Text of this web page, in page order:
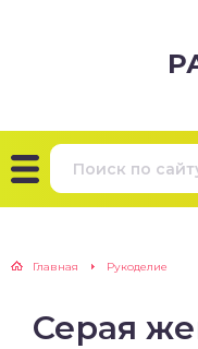
Главная Рукоделие
Серая